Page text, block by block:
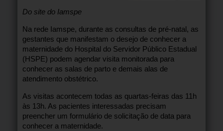
Do site do Iamspe
Na rede Iamspe, durante as consultas de pré-natal, as
gestantes que manifestam o desejo de conhecer a
maternidade do Hospital do Servidor Público Estadual
(HSPE) podem agendar visita monitorada para
conhecer as salas de parto e demais alas de
atendimento obstétrico.
As visitas acontecem todas as quartas-feiras das 11h
às 13h. As pacientes interessadas precisam
preencher um formulário de solicitação de data para
conhecer a maternidade.